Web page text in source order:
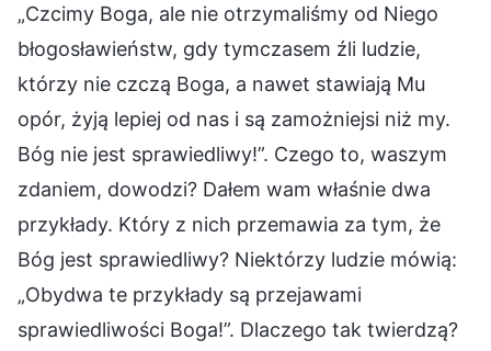
„Czcimy Boga, ale nie otrzymaliśmy od Niego
błogosławieństw, gdy tymczasem źli ludzie,
którzy nie czczą Boga, a nawet stawiają Mu
opór, żyją lepiej od nas i są zamożniejsi niż my.
Bóg nie jest sprawiedliwy!”. Czego to, waszym
zdaniem, dowodzi? Dałem wam właśnie dwa
przykłady. Który z nich przemawia za tym, że
Bóg jest sprawiedliwy? Niektórzy ludzie mówią:
„Obydwa te przykłady są przejawami
sprawiedliwości Boga!”. Dlaczego tak twierdzą?